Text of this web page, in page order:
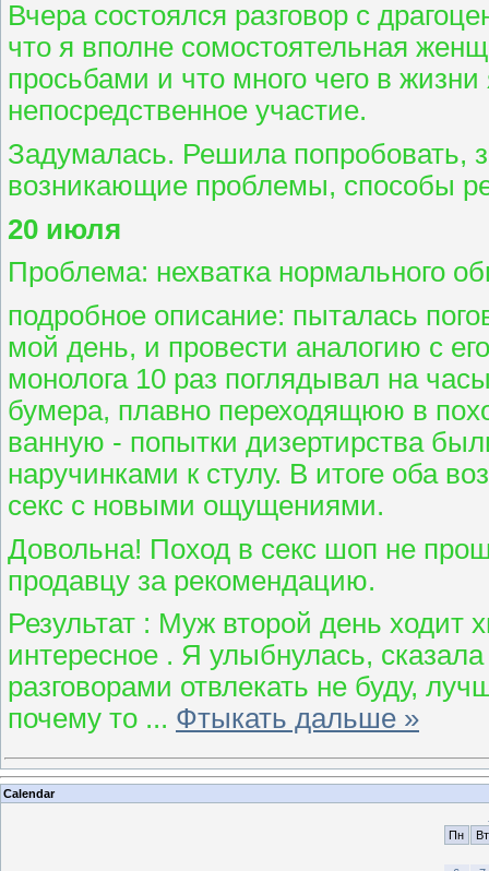
Вчера состоялся разговор с
что я вполне сомостоятельная
просьбами и что много чего в
непосредственное участие.
Задумалась. Решила попробовать,
возникающие проблемы, способы
20 июля
Проблема: нехватка нормального
подробное описание: пыталась
мой день, и провести аналогию с
монолога 10 раз поглядывал на
бумера, плавно переходящюю в
ванную - попытки дизертирства
наручинками к стулу. В итоге оба
секс с новыми ощущениями.
Довольна! Поход в секс шоп не
продавцу за рекомендацию.
Результат : Муж второй день ходит
интересное . Я улыбнулась,
разговорами отвлекать не буду,
почему то ... Фтыкать дальше »
Calendar
Пн
Вт